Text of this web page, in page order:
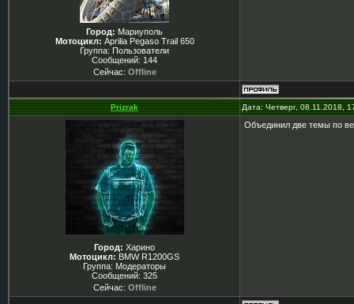
Город: Мариуполь
Мотоцикл: Aprilia Pegaso Trail 650
Группа: Пользователи
Сообщений: 144
Сейчас: Offline
Prizrak Дата: Четверг, 08.11.2018,
Город: Харино
Мотоцикл: BMW R1200GS
Группа: Модераторы
Сообщений: 325
Сейчас: Offline
Объединил две темы по